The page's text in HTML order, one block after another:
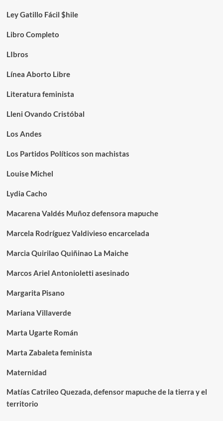
Ley Gatillo Fácil $hile
Libro Completo
LIbros
Línea Aborto Libre
Literatura feminista
Lleni Ovando Cristóbal
Los Andes
Los Partidos Políticos son machistas
Louise Michel
Lydia Cacho
Macarena Valdés Muñoz defensora mapuche
Marcela Rodríguez Valdivieso encarcelada
Marcia Quirilao Quiñinao La Maiche
Marcos Ariel Antonioletti asesinado
Margarita Pisano
Mariana Villaverde
Marta Ugarte Román
Marta Zabaleta feminista
Maternidad
Matías Catrileo Quezada, defensor mapuche de la tierra y el
territorio